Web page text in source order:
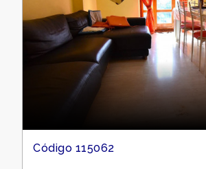
Código 115062